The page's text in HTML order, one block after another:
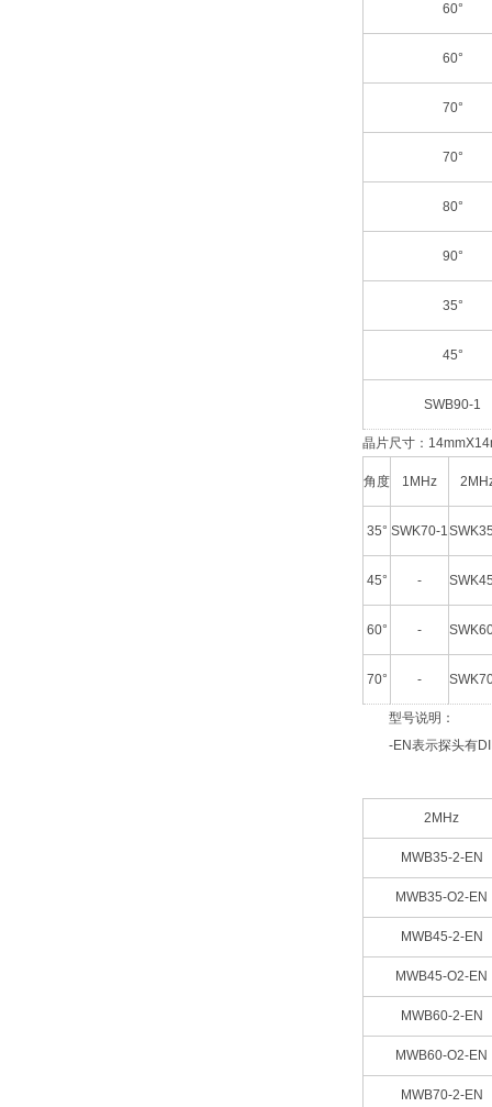
60°
60°
70°
70°
80°
90°
35°
45°
SWB90-1
晶片尺寸：
角度 1MHz
35° SWK70-1
45° -
60° -
70° -
型号说明：
-EN表示探头有
2MHz
MWB35-2-EN
MWB35-O2-EN
MWB45-2-EN
MWB45-O2-EN
MWB60-2-EN
MWB60-O2-EN
MWB70-2-EN